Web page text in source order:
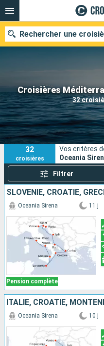
Croisières
32
Rechercher une
Nos destinations
Mois de départ
Ports
32
croisières
Vos critères
Oceania
Filtrer
Pension complète
Oceania Sirena 11 j
Oceania Sirena 10 j